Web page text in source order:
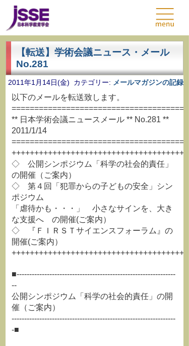
【転送】学術会議ニュース・メール
No.281
2011年1月14日(金) カテゴリー: メールマガジンの記録
以下のメールを転送致します。
** 日本学術会議ニュースメール ** No.281 **
2011/1/14
◇ 公開シンポジウム「科学の社会的責任」
の開催（ご案内）
◇ 第４回「犯罪からの子どもの安全」シン
ポジウム
「虐待かも・・・」 小さなサインを、大き
な支援へ の開催(ご案内）
◇ 『ＦＩＲＳＴサイエンスフォーラム』の
開催(ご案内）
■---------------------------------------------------------------
--
公開シンポジウム「科学の社会的責任」の開
催（ご案内）
-----------------------------------------------------------------
-■